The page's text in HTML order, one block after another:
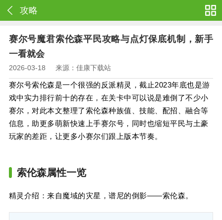
攻略
赛尔号魔君索伦森平民攻略与点灯保底机制，新手
一看就会
2026-03-18 来源：佳康下载站
赛尔号索伦森是一个很强的反派精灵，截止2023年底也是游
戏中实力排行前十的存在，在关卡中可以说是难倒了不少小
赛尔，对此本文整理了索伦森种族值、技能、配招、融合等
信息，助更多萌新快速上手赛尔号，同时也缩短平民与土豪
玩家的差距，让更多小赛尔们跟上版本节奏。
索伦森属性一览
精灵介绍：来自魔域的灾星，谱尼的倒影——索伦森。